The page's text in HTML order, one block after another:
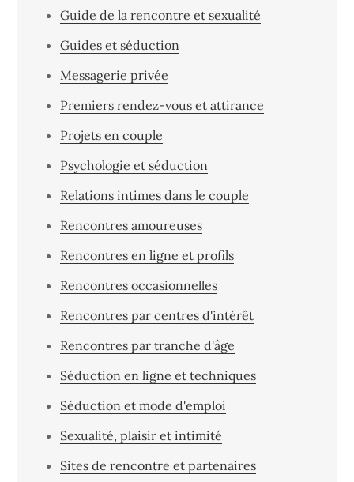
Guide de la rencontre et sexualité
Guides et séduction
Messagerie privée
Premiers rendez-vous et attirance
Projets en couple
Psychologie et séduction
Relations intimes dans le couple
Rencontres amoureuses
Rencontres en ligne et profils
Rencontres occasionnelles
Rencontres par centres d'intérêt
Rencontres par tranche d'âge
Séduction en ligne et techniques
Séduction et mode d'emploi
Sexualité, plaisir et intimité
Sites de rencontre et partenaires